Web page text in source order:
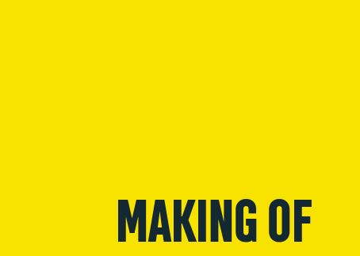
MAKING OF